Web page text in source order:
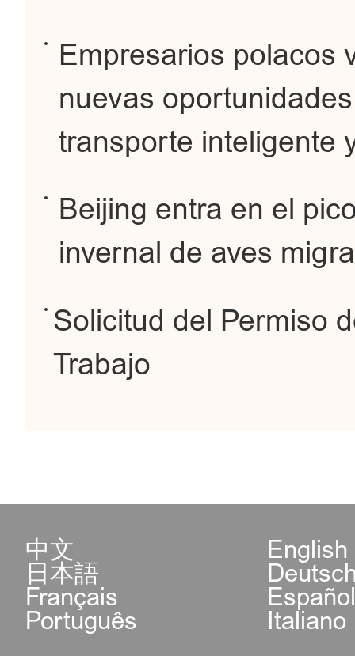
Empresarios polacos
nuevas
transporte inteligente
Beijing entra en el
invernal de aves
Solicitud del Permiso
Trabajo
中文 English
日本語
Français
Português Italiano